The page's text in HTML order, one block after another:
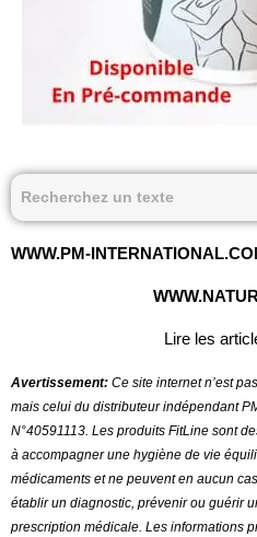
WWW.PM-
Lire les
Avertissement: Ce site internet n’est
mais celui du distributeur indépendant
N°40591113. Les produits FitLine sont
à accompagner une hygiène de vie
médicaments et ne peuvent en aucun
établir un diagnostic, prévenir ou guérir
prescription médicale. Les informations